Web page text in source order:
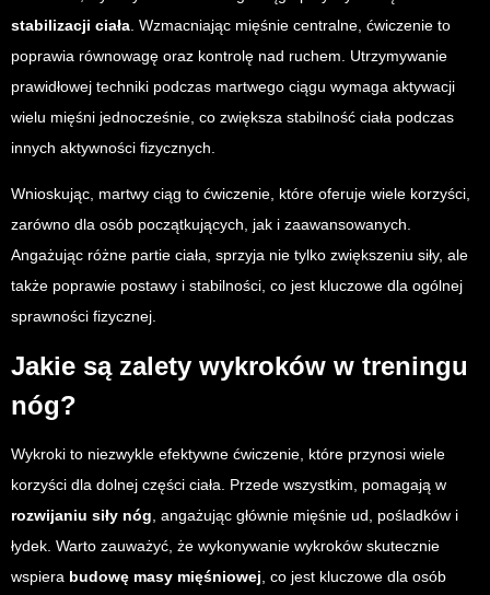
stabilizacji ciała . Wzmacniając mięśnie centralne, ćwiczenie to
poprawia równowagę oraz kontrolę nad ruchem. Utrzymywanie
prawidłowej techniki podczas martwego ciągu wymaga aktywacji
wielu mięśni jednocześnie, co zwiększa stabilność ciała podczas
innych aktywności fizycznych.
Wnioskując, martwy ciąg to ćwiczenie, które oferuje wiele korzyści,
zarówno dla osób początkujących, jak i zaawansowanych.
Angażując różne partie ciała, sprzyja nie tylko zwiększeniu siły, ale
także poprawie postawy i stabilności, co jest kluczowe dla ogólnej
sprawności fizycznej.
Jakie są zalety wykroków w treningu
nóg?
Wykroki to niezwykle efektywne ćwiczenie, które przynosi wiele
korzyści dla dolnej części ciała. Przede wszystkim, pomagają w
rozwijaniu siły nóg , angażując głównie mięśnie ud, pośladków i
łydek. Warto zauważyć, że wykonywanie wykroków skutecznie
wspiera budowę masy mięśniowej , co jest kluczowe dla osób